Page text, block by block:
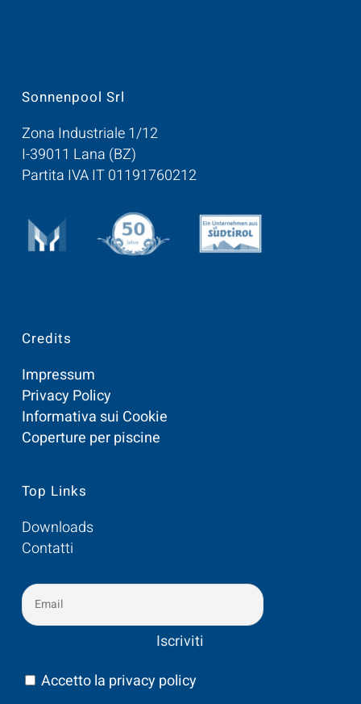
Sonnenpool Srl
Zona Industriale 1/12
I-39011 Lana (BZ)
Partita IVA IT 01191760212
Credits
Impressum
Privacy Policy
Informativa sui Cookie
Coperture per piscine
Top Links
Downloads
Contatti
Accetto la privacy policy